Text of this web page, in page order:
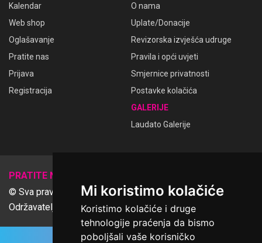
Mi koristimo kolačiće
Koristimo kolačiće i druge
tehnologije praćenja da bismo
poboljšali vaše korisničko
Kalendar
Web shop
Oglašavanje
Pratite nas
Prijava
Registracija
O nama
Uplate/Donacije
Revizorska izvješća udruge
Pravila i opći uvjeti
Smjernice privatnosti
Postavke kolačića
GALERIJE
Laudato Galerije
PRATITE NAS
© Sva prava pridržana Udruga Ime dobrote
Održavatelj Netcom d.o.o., Riva 6, Rijeka